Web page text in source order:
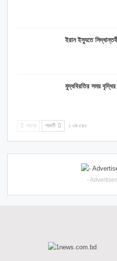
ইরান ইস্যুতে
যুদ্ধবিরতির সময়
আগের পরবর্তী ১ এর ৫৪৩
-